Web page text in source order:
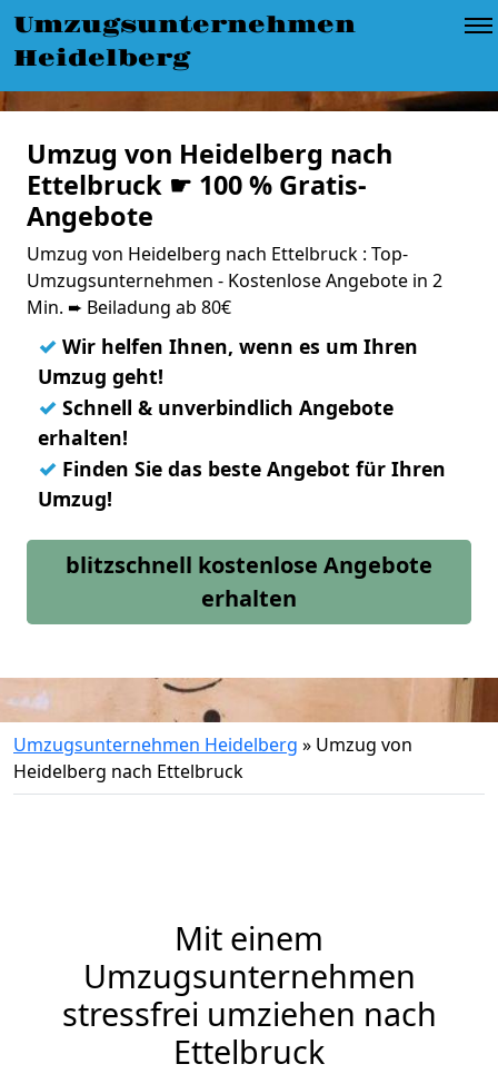
Umzugsunternehmen
Heidelberg
Umzug von Heidelberg nach
Ettelbruck ☛ 100 % Gratis-
Angebote
Umzug von Heidelberg nach Ettelbruck : Top-
Umzugsunternehmen - Kostenlose Angebote in 2
Min. ➨ Beiladung ab 80€
✓ Wir helfen Ihnen, wenn es um Ihren
Umzug geht!
✓ Schnell & unverbindlich Angebote
erhalten!
✓ Finden Sie das beste Angebot für Ihren
Umzug!
blitzschnell kostenlose Angebote
erhalten
Umzugsunternehmen Heidelberg » Umzug von
Heidelberg nach Ettelbruck
Mit einem
Umzugsunternehmen
stressfrei umziehen nach
Ettelbruck